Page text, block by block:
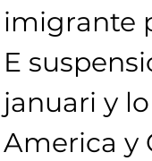
imigrante
E
januari y
America y